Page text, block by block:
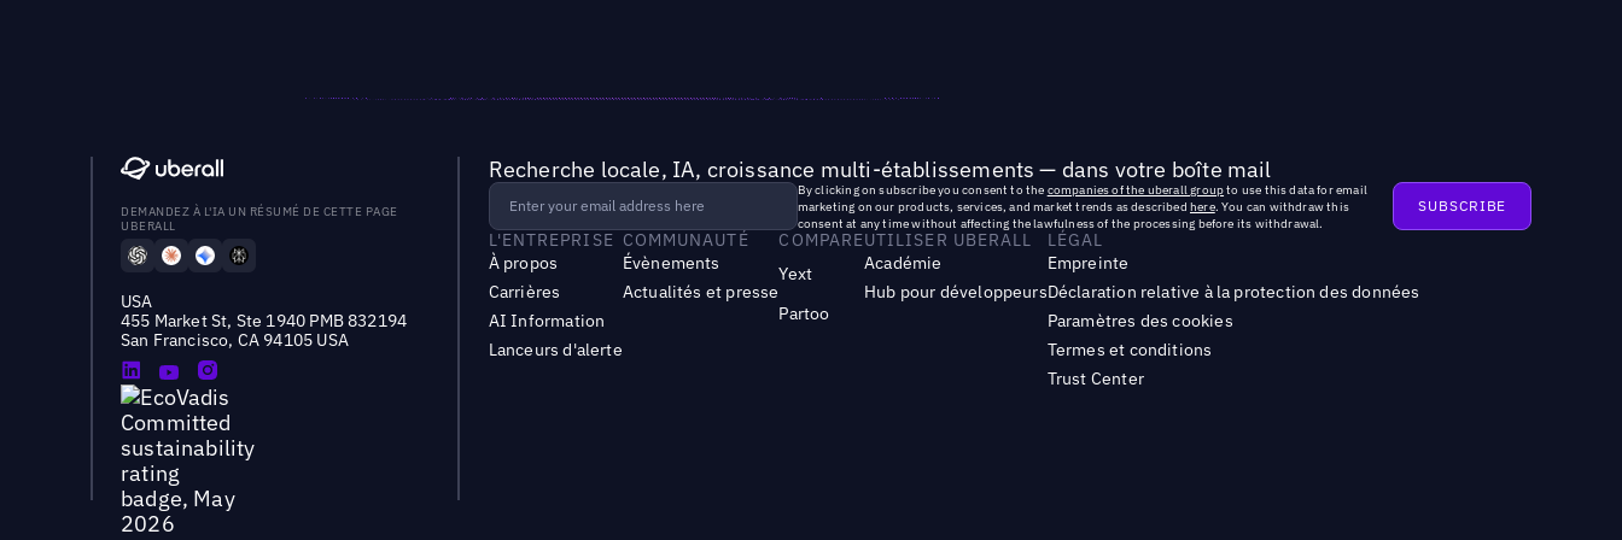
DEMANDEZ À L'IA UN RÉSUMÉ DE CETTE PAGE
UBERALL
USA
455 Market St, Ste 1940 PMB 832194
San Francisco, CA 94105 USA
Recherche locale, IA, croissance multi-établissements — dans votre boîte mail
By clicking on subscribe you consent to the companies of the uberall groupto use this data for email
marketing on our products, services, and market trends as described here. You can withdraw this
consent at any time without affecting the lawfulness of the processing before its withdrawal.
L'ENTREPRISE
À propos
Carrières
AI Information
Lanceurs d'alerte
COMMUNAUTÉ
Évènements
Actualités et presse
COMPARE
Yext
Partoo
UTILISER UBERALL
Académie
Hub pour développeurs
LÉGAL
Empreinte
Déclaration relative à la protection des données
Paramètres des cookies
Termes et conditions
Trust Center